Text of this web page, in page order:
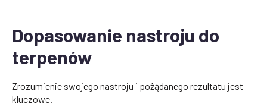
Dopasowanie nastroju do
terpenów
Zrozumienie swojego nastroju i pożądanego rezultatu jest
kluczowe.